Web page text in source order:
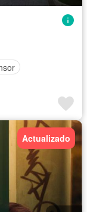
Actualizado